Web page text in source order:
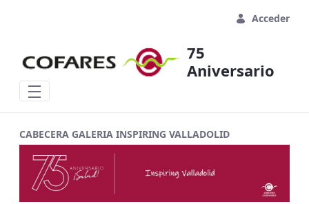
Acceder
75
Aniversario
CABECERA GALERIA INSPIRING VALLADOLID